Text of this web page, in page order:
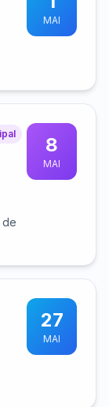
MAI
de
8
MAI
27
MAI